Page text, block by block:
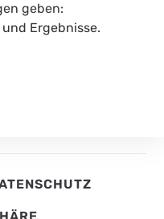
geben:
Ergebnisse.